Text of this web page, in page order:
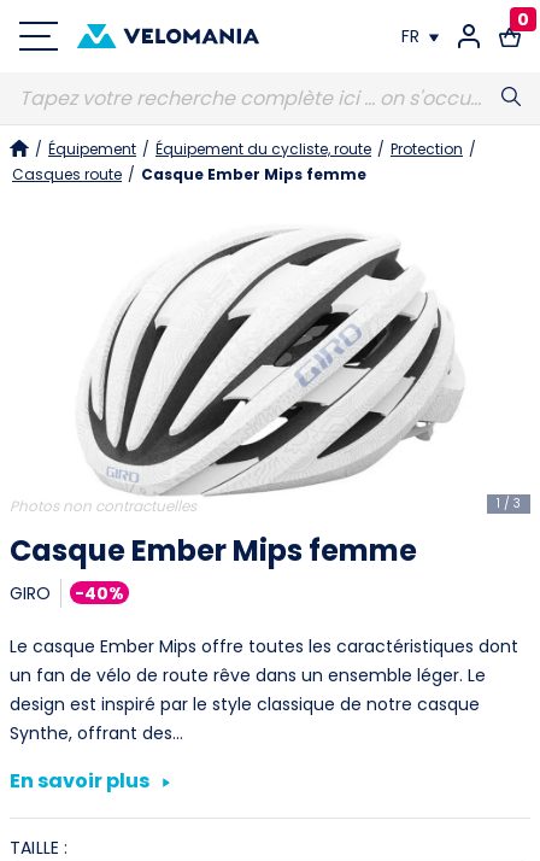
FR
FR
DE
0
/ Équipement / Équipement du cycliste, route / Protection /
Casques route / Casque Ember Mips femme
1 / 3
Photos non contractuelles
Casque Ember Mips femme
GIRO -40%
Le casque Ember Mips offre toutes les caractéristiques dont
un fan de vélo de route rêve dans un ensemble léger. Le
design est inspiré par le style classique de notre casque
Synthe, offrant des…
En savoir plus
TAILLE :